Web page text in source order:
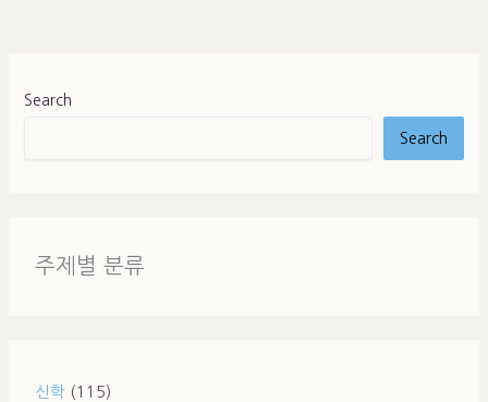
Search
Search
주제별 분류
신학 (115)